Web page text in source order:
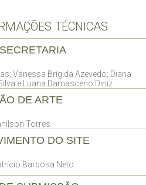
TÉCNICAS
Vanessa Brígida Azevedo; Diana
e Luana Damasceno Diniz
DE ARTE
Torres
DO SITE
Barbosa Neto